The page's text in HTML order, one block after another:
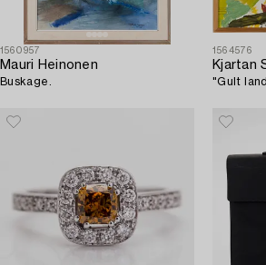
1560957
Mauri Heinonen
Buskage.
1564576
Kjartan
"Gult